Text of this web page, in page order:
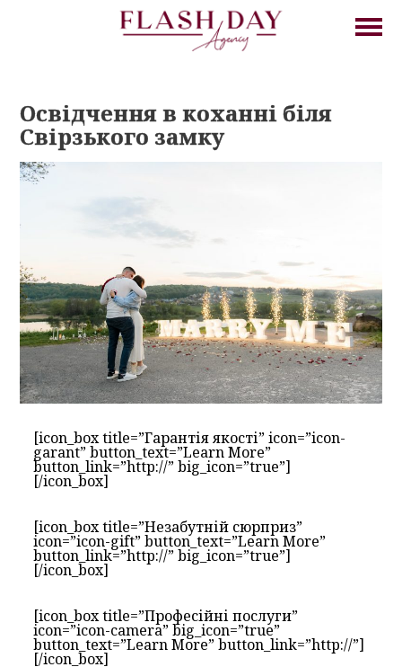
Освідчення в коханні біля
Свірзького замку
[icon_box title=”Гарантія якості” icon=”icon-
garant” button_text=”Learn More”
button_link=”http://” big_icon=”true”]
[/icon_box]
[icon_box title=”Незабутній сюрприз”
icon=”icon-gift” button_text=”Learn More”
button_link=”http://” big_icon=”true”]
[/icon_box]
[icon_box title=”Професійні послуги”
icon=”icon-camera” big_icon=”true”
button_text=”Learn More” button_link=”http://”]
[/icon_box]